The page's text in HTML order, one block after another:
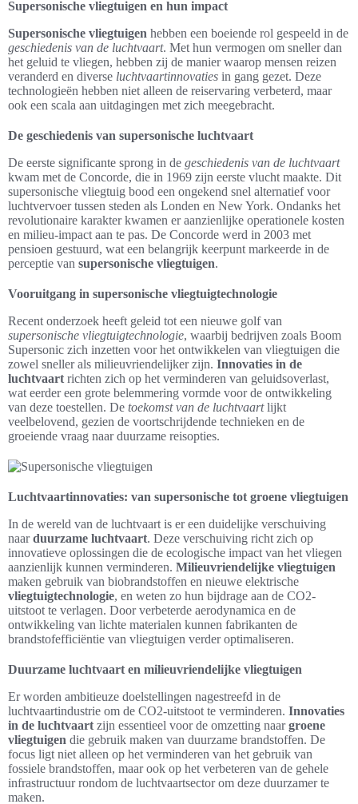
Supersonische vliegtuigen en hun impact
Supersonische vliegtuigen hebben een boeiende rol gespeeld in de
geschiedenis van de luchtvaart. Met hun vermogen om sneller dan
het geluid te vliegen, hebben zij de manier waarop mensen reizen
veranderd en diverse luchtvaartinnovaties in gang gezet. Deze
technologieën hebben niet alleen de reiservaring verbeterd, maar
ook een scala aan uitdagingen met zich meegebracht.
De geschiedenis van supersonische luchtvaart
De eerste significante sprong in de geschiedenis van de luchtvaart
kwam met de Concorde, die in 1969 zijn eerste vlucht maakte. Dit
supersonische vliegtuig bood een ongekend snel alternatief voor
luchtvervoer tussen steden als Londen en New York. Ondanks het
revolutionaire karakter kwamen er aanzienlijke operationele kosten
en milieu-impact aan te pas. De Concorde werd in 2003 met
pensioen gestuurd, wat een belangrijk keerpunt markeerde in de
perceptie van supersonische vliegtuigen.
Vooruitgang in supersonische vliegtuigtechnologie
Recent onderzoek heeft geleid tot een nieuwe golf van
supersonische vliegtuigtechnologie, waarbij bedrijven zoals Boom
Supersonic zich inzetten voor het ontwikkelen van vliegtuigen die
zowel sneller als milieuvriendelijker zijn. Innovaties in de
luchtvaart richten zich op het verminderen van geluidsoverlast,
wat eerder een grote belemmering vormde voor de ontwikkeling
van deze toestellen. De toekomst van de luchtvaartlijkt
veelbelovend, gezien de voortschrijdende technieken en de
groeiende vraag naar duurzame reisopties.
Luchtvaartinnovaties: van supersonische tot groene vliegtuigen
In de wereld van de luchtvaart is er een duidelijke verschuiving
naarduurzame luchtvaart. Deze verschuiving richt zich op
innovatieve oplossingen die de ecologische impact van het vliegen
aanzienlijk kunnen verminderen. Milieuvriendelijke vliegtuigen
maken gebruik van biobrandstoffen en nieuwe elektrische
vliegtuigtechnologie, en weten zo hun bijdrage aan de CO2-
uitstoot te verlagen. Door verbeterde aerodynamica en de
ontwikkeling van lichte materialen kunnen fabrikanten de
brandstofefficiëntie van vliegtuigen verder optimaliseren.
Duurzame luchtvaart en milieuvriendelijke vliegtuigen
Er worden ambitieuze doelstellingen nagestreefd in de
luchtvaartindustrie om de CO2-uitstoot te verminderen. Innovaties
in de luchtvaart zijn essentieel voor de omzetting naargroene
vliegtuigen die gebruik maken van duurzame brandstoffen. De
focus ligt niet alleen op het verminderen van het gebruik van
fossiele brandstoffen, maar ook op het verbeteren van de gehele
infrastructuur rondom de luchtvaartsector om deze duurzamer te
maken.